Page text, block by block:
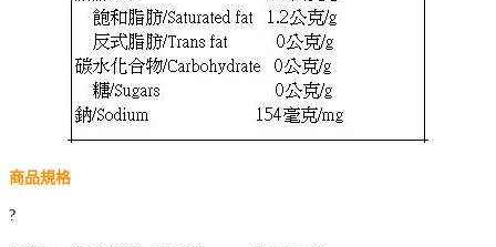
商品規格
?